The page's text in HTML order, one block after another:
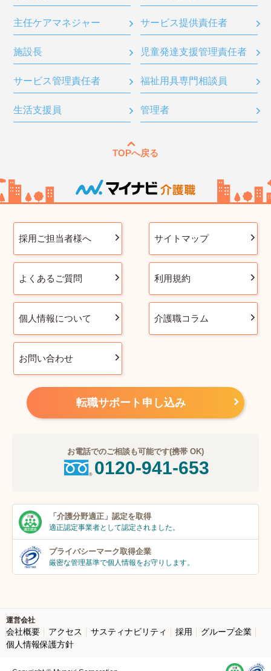
主任ケアマネジャー サービス提供責任者
施設長 児童発達支援管理責任者
サービス管理責任者 福祉用具専門相談員
生活支援員 管理者
TOPへ戻る
採用ご担当者様へ サイトマップ
よくあるご質問 利用規約
個人情報について 介護職コラム
お問い合わせ
転職サポート申し込み
お電話でのご相談も可能です(携帯 OK)
0120-941-653
「介護分野適正」 認定を取得
適正認定事業者として認定されました。
プライバシーマーク取得企業
厳密な管理基準で個人情報をお守りします。
運営会社
会社概要 アクセス サスティナビリティ 採用
グループ企業
個人情報保護方針